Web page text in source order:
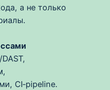
а не только
CI‑pipeline.